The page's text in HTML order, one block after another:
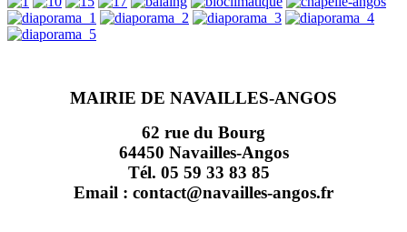
MAIRIE DE NAVAILLES-ANGOS
62 rue du Bourg
64450 Navailles-Angos
Tél. 05 59 33 83 85
Email : contact@navailles-angos.fr